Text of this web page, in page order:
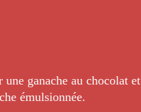
ganache au chocolat et
émulsionnée.